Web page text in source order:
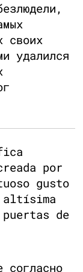
своих
удалился
por
gusto
de
согласно